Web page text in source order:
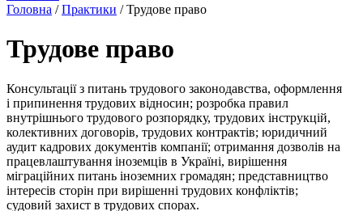
Головна /Практики /Трудове право
Трудове право
Консультації з питань трудового законодавства, оформлення
і припинення трудових відносин; розробка правил
внутрішнього трудового розпорядку, трудових інструкцій,
колективних договорів, трудових контрактів; юридичний
аудит кадрових документів компанії; отримання дозволів на
працевлаштування іноземців в Україні, вирішення
міграційних питань іноземних громадян; представництво
інтересів сторін при вирішенні трудових конфліктів;
судовий захист в трудових спорах.